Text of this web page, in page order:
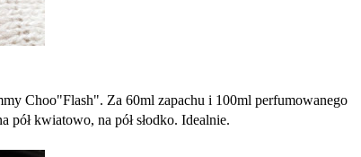
Choo"Flash". Za 60ml zapachu i 100ml perfumowanego
pół kwiatowo, na pół słodko. Idealnie.